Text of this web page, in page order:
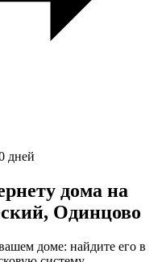
дней
дома на
Одинцово
доме: найдите его в